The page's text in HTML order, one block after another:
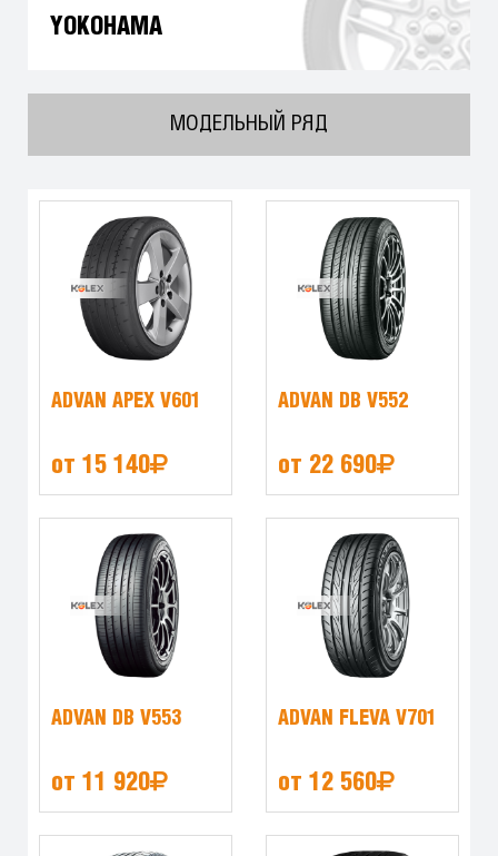
YOKOHAMA
МОДЕЛЬНЫЙ РЯД
ADVAN APEX V601
от 15 140
ADVAN DB V552
от 22 690
ADVAN DB V553
от 11 920
ADVAN FLEVA V701
от 12 560